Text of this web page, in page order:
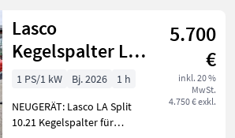
Lasco
Kegelspalter LA
Split 10.21 mit
Aufnahme
5.700
€
inkl. 20 %
MwSt.
4.750 € exkl.
1 PS/1 kW Bj. 2026
1 h
NEUGERÄT: Lasco LA Split
10.21 Kegelspalter für